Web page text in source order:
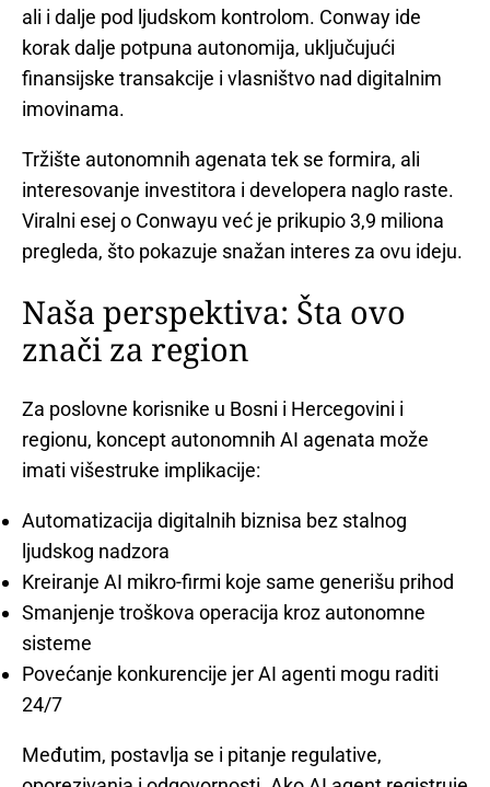
ali i dalje pod ljudskom kontrolom. Conway ide
korak dalje potpuna autonomija, uključujući
finansijske transakcije i vlasništvo nad digitalnim
imovinama.
Tržište autonomnih agenata tek se formira, ali
interesovanje investitora i developera naglo raste.
Viralni esej o Conwayu već je prikupio 3,9 miliona
pregleda, što pokazuje snažan interes za ovu ideju.
Naša perspektiva: Šta ovo
znači za region
Za poslovne korisnike u Bosni i Hercegovini i
regionu, koncept autonomnih AI agenata može
imati višestruke implikacije:
Automatizacija digitalnih biznisa bez stalnog
ljudskog nadzora
Kreiranje AI mikro-firmi koje same generišu prihod
Smanjenje troškova operacija kroz autonomne
sisteme
Povećanje konkurencije jer AI agenti mogu raditi
24/7
Međutim, postavlja se i pitanje regulative,